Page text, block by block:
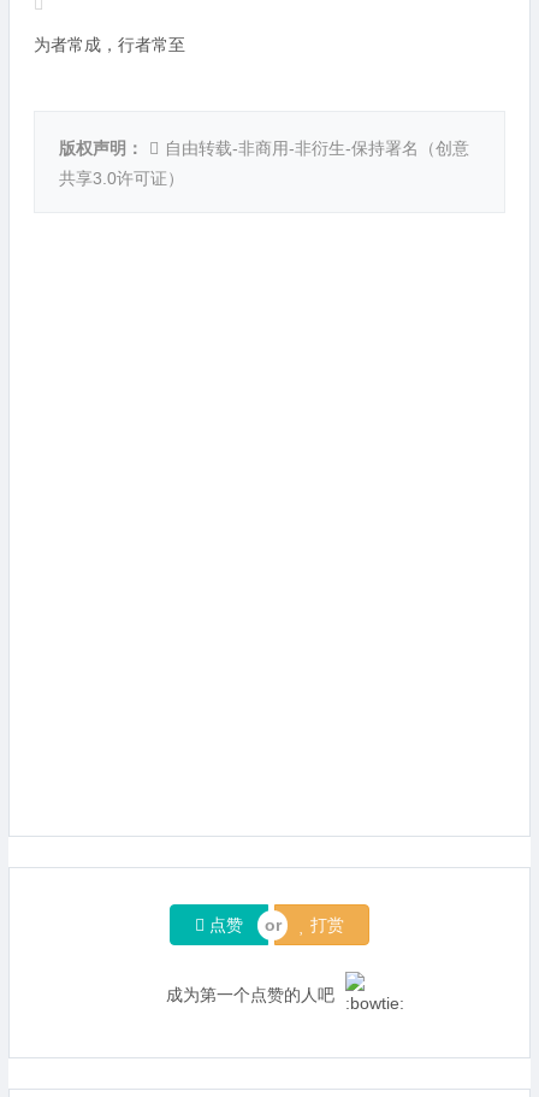
为者常成，行者常至
版权声明： 自由转载-非商用-非衍生-保持署名（创意
共享3.0许可证）
点赞 打赏
成为第一个点赞的人吧